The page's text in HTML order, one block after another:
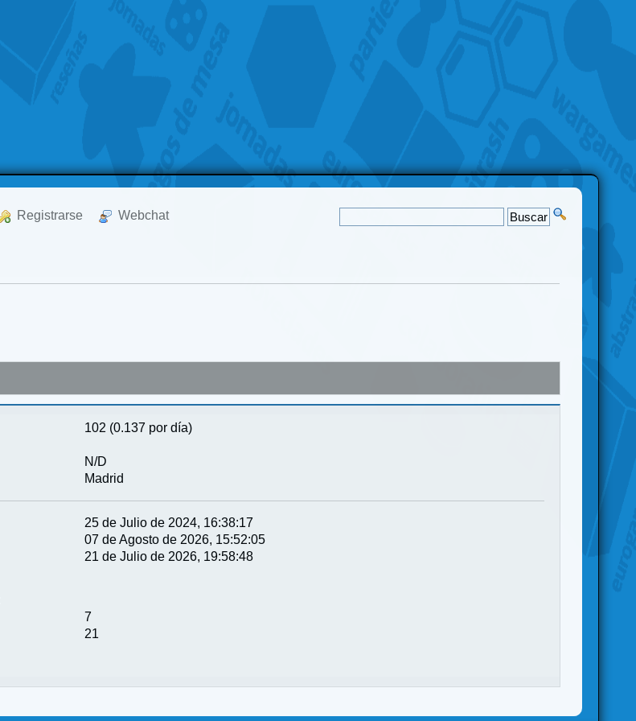
Registrarse Webchat
102 (0.137 por día)
N/D
Madrid
25 de Julio de 2024, 16:38:17
07 de Agosto de 2026, 15:52:05
21 de Julio de 2026, 19:58:48
7
21